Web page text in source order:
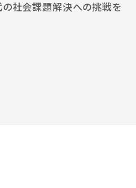
社会課題解決への挑戦を